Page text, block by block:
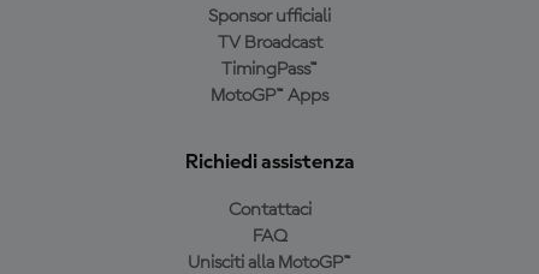
Sponsor ufficiali
TV Broadcast
TimingPass™
MotoGP™ Apps
Richiedi assistenza
Contattaci
FAQ
Unisciti alla MotoGP™